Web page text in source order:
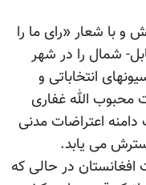
و با شعار «رای ما را
شمال را در شهر
انتخاباتی و
الله غفاری
اعتراضات مدنی
می یابد.
در حالی که